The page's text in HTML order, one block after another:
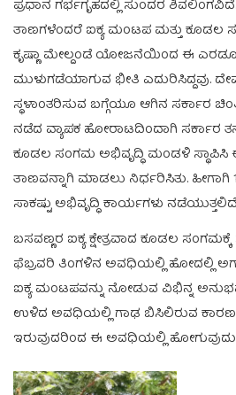
ಪ್ರಧಾನ ಗರ್ಭಗೃಹದಲ್ಲಿ ಸುಂದರ
ತಾಣಗಳೆಂದರೆ ಐಕ್ಯ ಮಂಟಪ ಮತ್ತು
ಕೃಷ್ಣಾ ಮೇಲ್ದಂಡೆ ಯೋಜನೆಯಿಂದ ಈ ಎರಡೂ
ಮುಳುಗಡೆಯಾಗುವ ಭೀತಿ ಎದುರಿಸಿದ್ದವು.
ಸ್ಥಳಾಂತರಿಸುವ ಬಗ್ಗೆಯೂ ಆಗಿನ ಸರ್ಕಾರ
ನಡೆದ ವ್ಯಾಪಕ ಹೋರಾಟದಿಂದಾಗಿ ಸರ್ಕಾರ ತನ್ನ
ಕೂಡಲ ಸಂಗಮ ಅಭಿವೃದ್ಧಿ ಮಂಡಳಿ ಸ್ಥಾಪಿಸಿ ಈ
ತಾಣವನ್ನಾಗಿ ಮಾಡಲು ನಿರ್ಧರಿಸಿತು. ಹೀಗಾಗಿ
ಸಾಕಷ್ಟು ಅಭಿವೃದ್ಧಿ ಕಾರ್ಯಗಳು
ಬಸವಣ್ಣರ ಐಕ್ಯ ಕ್ಷೇತ್ರವಾದ ಕೂಡಲ
ಫೆಬ್ರವರಿ ತಿಂಗಳಿನ ಅವಧಿಯಲ್ಲಿ ಹೋದಲ್ಲಿ
ಐಕ್ಯ ಮಂಟಪವನ್ನು ನೋಡುವ ವಿಭಿನ್ನ
ಉಳಿದ ಅವಧಿಯಲ್ಲಿ ಗಾಢ ಬಿಸಿಲಿರುವ ಕಾರಣ
ಇರುವುದರಿಂದ ಈ ಅವಧಿಯಲ್ಲಿ ಹೋಗುವುದು